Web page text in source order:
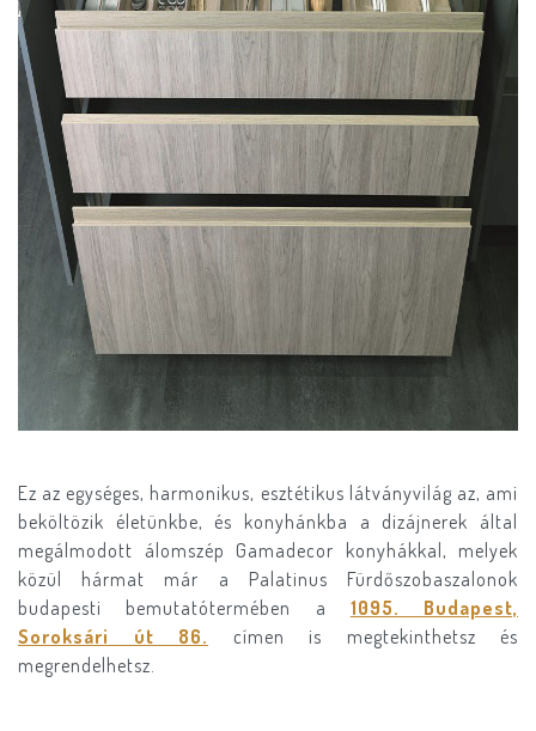
Ez az egységes, harmonikus, esztétikus látványvilág az, ami
beköltözik életünkbe, és konyhánkba a dizájnerek által
megálmodott álomszép Gamadecor konyhákkal, melyek
közül hármat már a Palatinus Fürdőszobaszalonok
budapesti bemutatótermében a 1095. Budapest,
Soroksári út 86. címen is megtekinthetsz és
megrendelhetsz.